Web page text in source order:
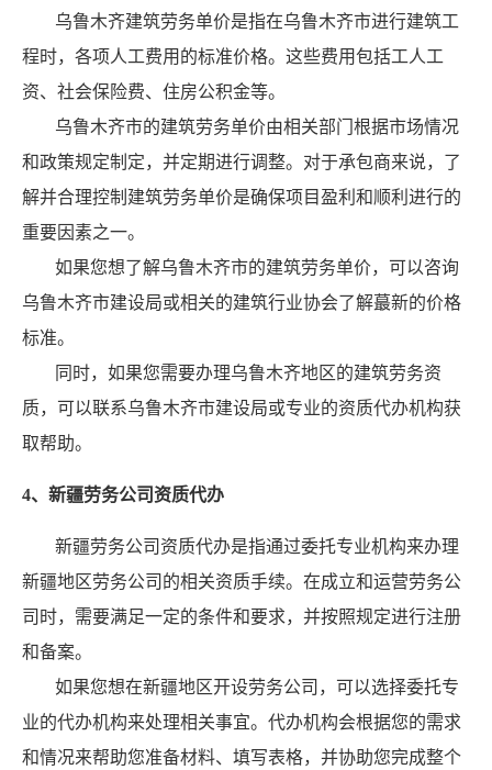
乌鲁木齐建筑劳务单价是指在乌鲁木齐市进行建筑工
程时，各项人工费用的标准价格。这些费用包括工人工
资、社会保险费、住房公积金等。
乌鲁木齐市的建筑劳务单价由相关部门根据市场情况
和政策规定制定，并定期进行调整。对于承包商来说，了
解并合理控制建筑劳务单价是确保项目盈利和顺利进行的
重要因素之一。
如果您想了解乌鲁木齐市的建筑劳务单价，可以咨询
乌鲁木齐市建设局或相关的建筑行业协会了解蕞新的价格
标准。
同时，如果您需要办理乌鲁木齐地区的建筑劳务资
质，可以联系乌鲁木齐市建设局或专业的资质代办机构获
取帮助。
4、新疆劳务公司资质代办
新疆劳务公司资质代办是指通过委托专业机构来办理
新疆地区劳务公司的相关资质手续。在成立和运营劳务公
司时，需要满足一定的条件和要求，并按照规定进行注册
和备案。
如果您想在新疆地区开设劳务公司，可以选择委托专
业的代办机构来处理相关事宜。代办机构会根据您的需求
和情况来帮助您准备材料、填写表格，并协助您完成整个